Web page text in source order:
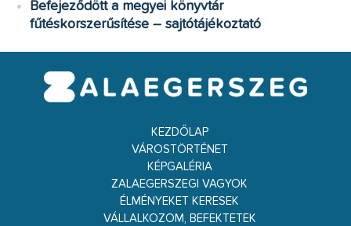
Befejeződött a megyei könyvtár
fűtéskorszerűsítése – sajtótájékoztató
KEZDŐLAP
VÁROSTÖRTÉNET
KÉPGALÉRIA
ZALAEGERSZEGI VAGYOK
ÉLMÉNYEKET KERESEK
VÁLLALKOZOM, BEFEKTETEK